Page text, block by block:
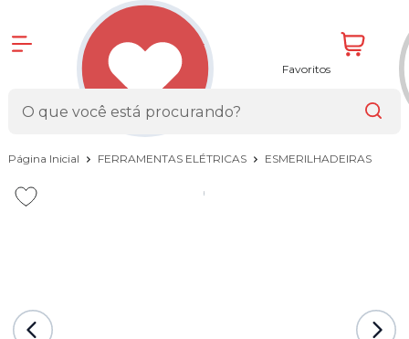
Favoritos
Página Inicial FERRAMENTAS ELÉTRICAS ESMERILHADEIRAS